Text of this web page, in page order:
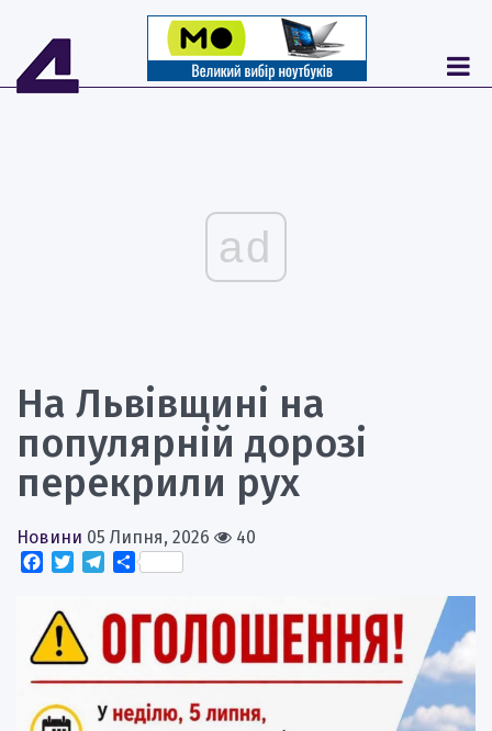
ad
На Львівщині на
популярній дорозі
перекрили рух
Новини 05 Липня, 2026
40
Facebook
TwitterTelegram
Поділитися